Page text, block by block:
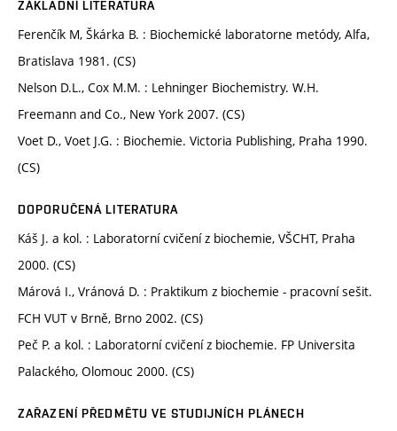
ZÁKLADNÍ LITERATURA
Ferenčík M, Škárka B. : Biochemické laboratorne metódy, Alfa,
Bratislava 1981. (CS)
Nelson D.L., Cox M.M. : Lehninger Biochemistry. W.H.
Freemann and Co., New York 2007. (CS)
Voet D., Voet J.G. : Biochemie. Victoria Publishing, Praha 1990.
(CS)
DOPORUČENÁ LITERATURA
Káš J. a kol. : Laboratorní cvičení z biochemie, VŠCHT, Praha
2000. (CS)
Márová I., Vránová D. : Praktikum z biochemie - pracovní sešit.
FCH VUT v Brně, Brno 2002. (CS)
Peč P. a kol. : Laboratorní cvičení z biochemie. FP Universita
Palackého, Olomouc 2000. (CS)
ZAŘAZENÍ PŘEDMĚTU VE STUDIJNÍCH PLÁNECH